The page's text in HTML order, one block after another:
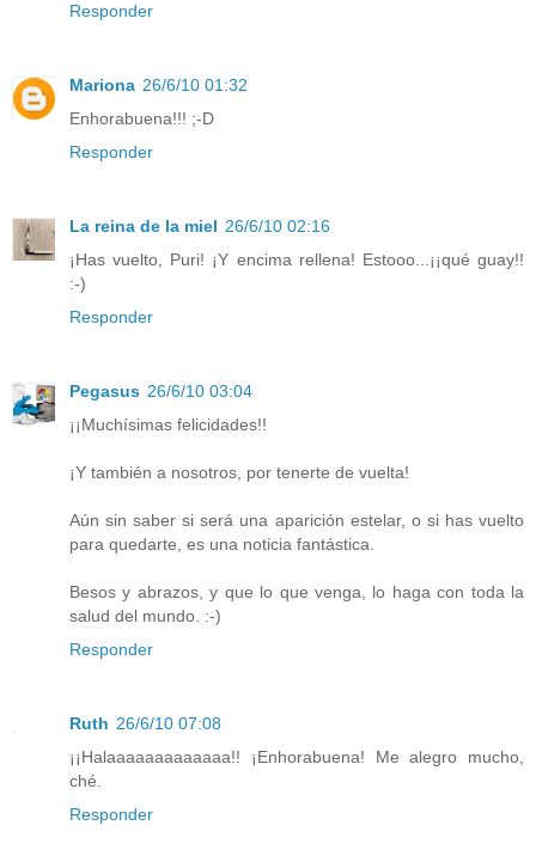
Responder
Mariona 26/6/10 01:32
Enhorabuena!!! ;-D
Responder
La reina de la miel 26/6/10 02:16
¡Has vuelto, Puri! ¡Y encima rellena! Estooo...¡¡qué guay!!
:-)
Responder
Pegasus 26/6/10 03:04
¡¡Muchísimas felicidades!!
¡Y también a nosotros, por tenerte de vuelta!
Aún sin saber si será una aparición estelar, o si has vuelto
para quedarte, es una noticia fantástica.
Besos y abrazos, y que lo que venga, lo haga con toda la
salud del mundo. :-)
Responder
Ruth 26/6/10 07:08
¡¡Halaaaaaaaaaaaaa!! ¡Enhorabuena! Me alegro mucho,
ché.
Responder